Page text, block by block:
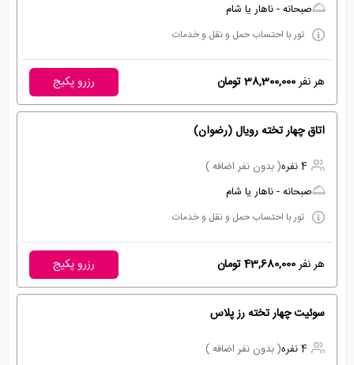
صبحانه - ناهار یا شام
تور با احتساب حمل و نقل و خدمات
هر نفر38,300,000 تومان رزرو پکیج
اتاق چهار تخته رویال (رضوان)
4 نفره
( بدون نفر اضافه )
صبحانه - ناهار یا شام
تور با احتساب حمل و نقل و خدمات
هر نفر43,680,000 تومان رزرو پکیج
سوئیت چهار تخته رز پلاس
4 نفره
( بدون نفر اضافه )